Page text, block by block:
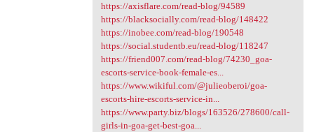
https://axisflare.com/read-blog/94589
https://blacksocially.com/read-blog/148422
https://inobee.com/read-blog/190548
https://social.studentb.eu/read-blog/118247
https://friend007.com/read-blog/74230_goa-
escorts-service-book-female-es...
https://www.wikiful.com/@julieoberoi/goa-
escorts-hire-escorts-service-in...
https://www.party.biz/blogs/163526/278600/call-
girls-in-goa-get-best-goa...